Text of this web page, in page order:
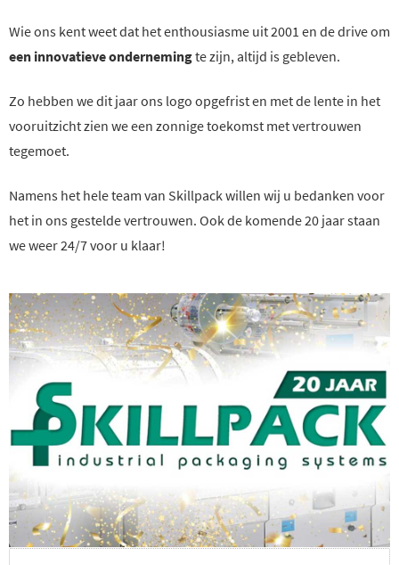
Wie ons kent weet dat het enthousiasme uit 2001 en de drive om
een innovatieve ondernemingte zijn, altijd is gebleven.
Zo hebben we dit jaar ons logo opgefrist en met de lente in het
vooruitzicht zien we een zonnige toekomst met vertrouwen
tegemoet.
Namens het hele team van Skillpack willen wij u bedanken voor
het in ons gestelde vertrouwen. Ook de komende 20 jaar staan
we weer 24/7 voor u klaar!